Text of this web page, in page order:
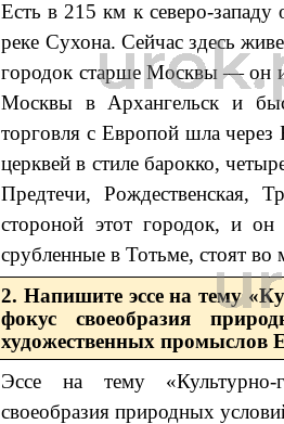
Есть в 215 км к северо-
реке Сухона. Сейчас здесь
городок старше Москвы — он
Москвы в Архангельск и
торговля с Европой шла
церквей в стиле барокко,
Предтечи, Рождественская,
стороной этот городок, и
срубленные в Тотьме, стоят
2. Напишите эссе на тему
фокус своеобразия
художественных промыслов
Эссе на тему «Культурно-
своеобразия природных